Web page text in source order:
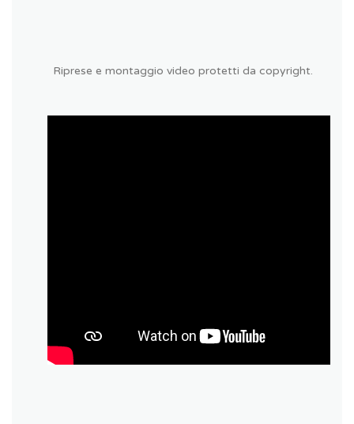
Riprese e montaggio video protetti da copyright.